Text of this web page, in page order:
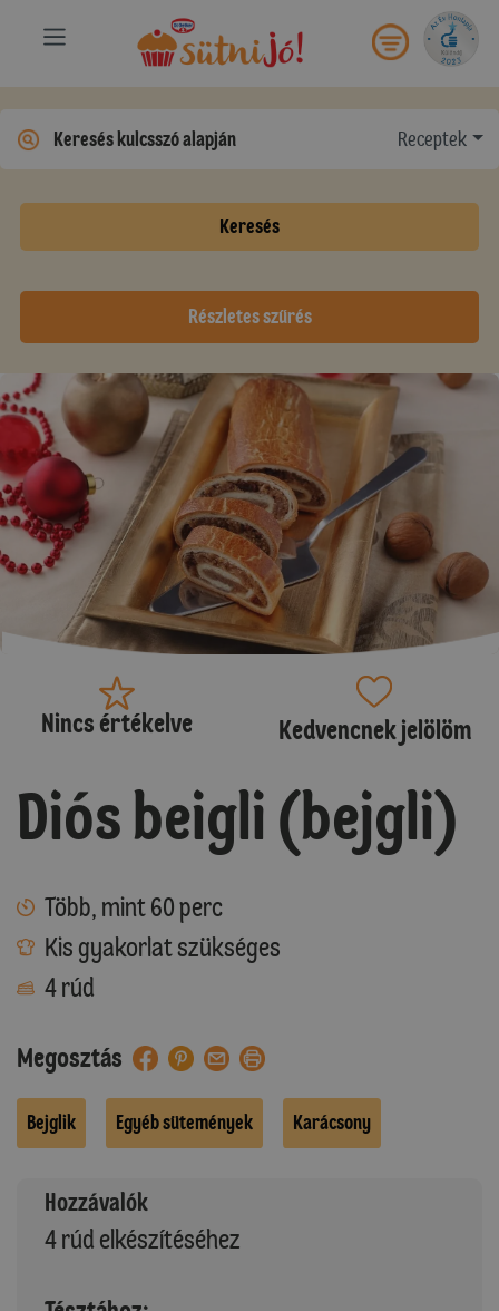
Receptek
Keresés
Részletes szűrés
Nincs értékelve Kedvencnek jelölöm
Diós beigli (bejgli)
Több, mint 60 perc
Kis gyakorlat szükséges
4 rúd
Megosztás
Bejglik Egyéb sütemények Karácsony
Hozzávalók
4 rúd elkészítéséhez